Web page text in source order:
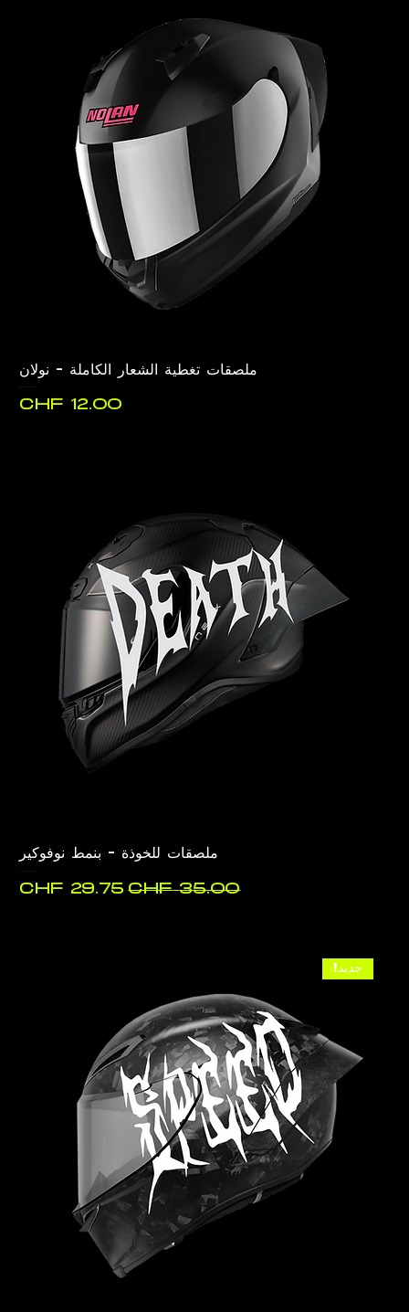
ملصقات تغطية الشعار الكاملة - نولان
السعر
ملصقات للخوذة - بنمط نوفوكير
سعر عادي‏35.00 CHF سعر البيع
جديد!